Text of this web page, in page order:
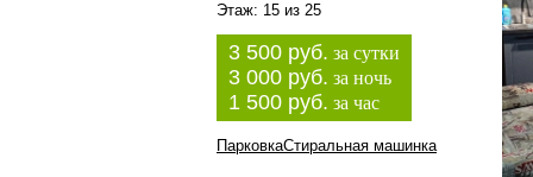
Этаж: 15 из 25
3 500 руб. за сутки
3 000 руб. за ночь
1 500 руб. за час
ПарковкаСтиральная машинка